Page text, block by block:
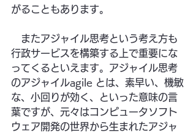
がることもあります。
またアジャイル思考という考え方も
行政サービスを構築する上で重要にな
ってくるといえます。アジャイル思考
のアジャイルagile とは、素早い、機敏
な、小回りが効く、といった意味の言
葉ですが、元々はコンピュータソフト
ウェア開発の世界から生まれたアジャ